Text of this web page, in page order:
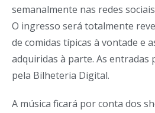
semanalmente nas redes
O ingresso será totalmente
de comidas típicas à vontade e
adquiridas à parte. As entradas
pela Bilheteria Digital.
A música ficará por conta dos